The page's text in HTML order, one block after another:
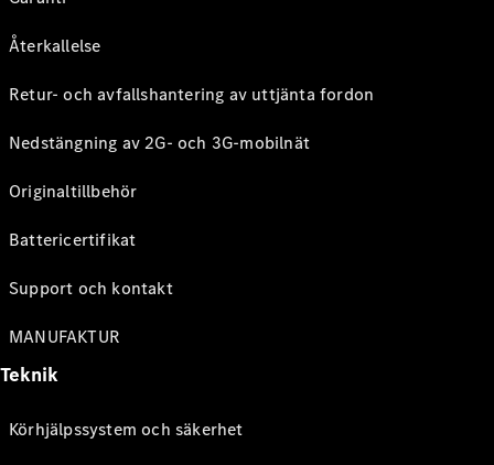
Återkallelse
Retur- och avfallshantering av uttjänta fordon
Nedstängning av 2G- och 3G-mobilnät
Originaltillbehör
Battericertifikat
Support och kontakt
MANUFAKTUR
Teknik
Körhjälpssystem och säkerhet